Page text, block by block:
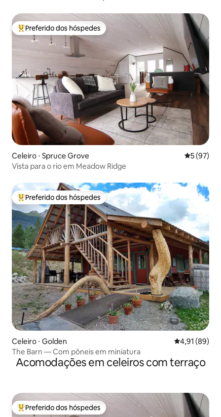
Entre os melhores preferidos dos hóspedes
Preferido dos hóspedes
Celeiro ⋅ Spruce Grove 5 de uma
5 (97)
Vista para o rio em Meadow Ridge
Entre os melhores preferidos dos hóspedes
Preferido dos hóspedes
Celeiro ⋅ Golden 4,91 de uma
4,91 (89)
The Barn — Com pôneis em miniatura
Acomodações em celeiros com terraço
Entre os melhores preferidos dos hóspedes
Preferido dos hóspedes